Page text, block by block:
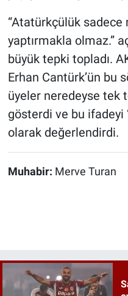
“Atatürkçülük sadece
yaptırmakla olmaz.”
büyük tepki topladı.
Erhan Cantürk’ün bu
üyeler neredeyse tek
gösterdi ve bu ifadeyi
olarak değerlendirdi.
Muhabir: Merve Turan